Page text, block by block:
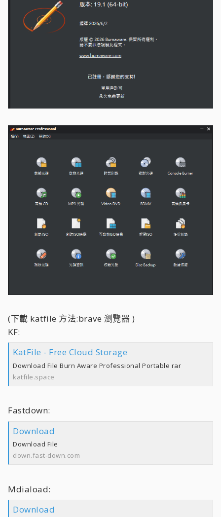
(下載 katfile 方法:brave 瀏覽器 )
KF:
KatFile - Free Cloud Storage
Download File Burn Aware Professional Portable rar
katfile.space
Fastdown:
Download
Download File
down.fast-down.com
Mdiaload:
Download